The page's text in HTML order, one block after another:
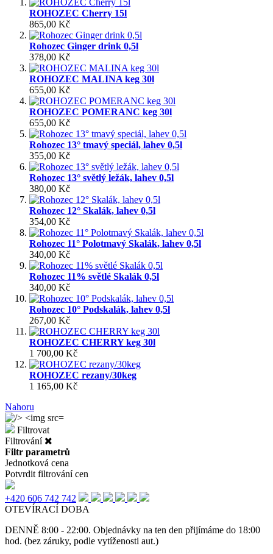
ROHOZEC Cherry 15l
865,00 Kč
Rohozec Ginger drink 0,5l
378,00 Kč
ROHOZEC MALINA keg 30l
655,00 Kč
ROHOZEC POMERANC keg 30l
655,00 Kč
Rohozec 13° tmavý speciál, lahev 0,5l
355,00 Kč
Rohozec 13° světlý ležák, lahev 0,5l
380,00 Kč
Rohozec 12° Skalák, lahev 0,5l
354,00 Kč
Rohozec 11° Polotmavý Skalák, lahev 0,5l
340,00 Kč
Rohozec 11% světlé Skalák 0,5l
340,00 Kč
Rohozec 10° Podskalák, lahev 0,5l
267,00 Kč
ROHOZEC CHERRY keg 30l
1 700,00 Kč
ROHOZEC rezany/30keg
1 165,00 Kč
Nahoru
Filtrovat
Filtrování
Filtr parametrů
Jednotková cena
Potvrdit filtrování cen
+420 606 742 742
OTEVÍRACÍ DOBA
DENNĚ 8:00 - 22:00. Objednávky na ten den přijímáme do 18:00
hod. (bez záruky, podle vytíženosti aut.)